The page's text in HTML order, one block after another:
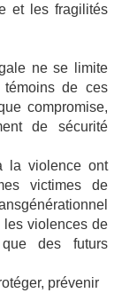
et les fragilités
ne se limite
de ces
compromise,
de sécurité
la violence ont
victimes de
les violences de
des futurs
prévenir